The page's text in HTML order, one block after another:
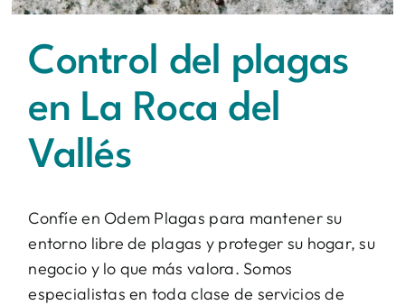
Contacto
BUSCAR:
Control del plagas
en La Roca del
Vallés
Confíe en Odem Plagas para mantener su
entorno libre de plagas y proteger su hogar, su
negocio y lo que más valora. Somos
especialistas en toda clase de servicios de